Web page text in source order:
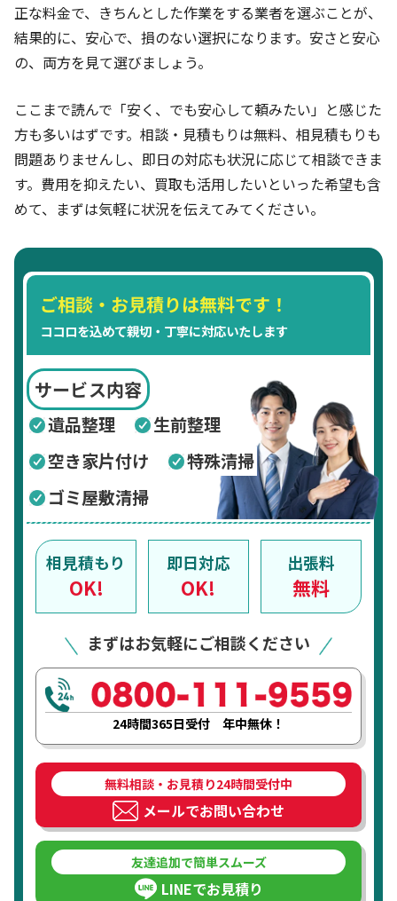
正な料金で、きちんとした作業をする業者を選ぶことが、
結果的に、安心で、損のない選択になります。安さと安心
の、両方を見て選びましょう。
ここまで読んで「安く、でも安心して頼みたい」と感じた
方も多いはずです。相談・見積もりは無料、相見積もりも
問題ありませんし、即日の対応も状況に応じて相談できま
す。費用を抑えたい、買取も活用したいといった希望も含
めて、まずは気軽に状況を伝えてみてください。
ご相談・お見積りは無料です！
ココロを込めて親切・丁寧に対応いたします
サービス内容
遺品整理
生前整理
空き家片付け
特殊清掃
ゴミ屋敷清掃
相見積もり
OK!
即日対応
OK!
出張料
無料
まずはお気軽にご相談ください
24時間365日受付 年中無休！
無料相談・お見積り24時間受付中
メールでお問い合わせ
友達追加で簡単スムーズ
LINEでお見積り